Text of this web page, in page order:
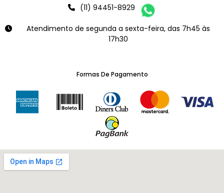
(11) 94451-8929
Atendimento de segunda a sexta-feira, das 7h45 às
17h30
Formas De Pagamento